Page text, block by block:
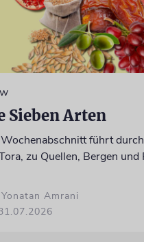
Sieben Arten
führt
zu Quellen, Bergen und
Amrani